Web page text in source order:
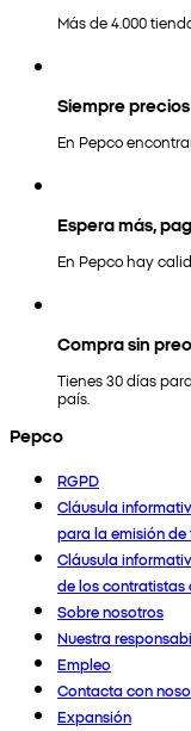
Más de 4.000
Siempre
En Pepco
Espera más,
En Pepco hay
Compra sin
Tienes 30 días
país.
Pepco
RGPD
Cláusula
para la emisión de
Cláusula
de los contratistas
Sobre nosotros
Nuestra
Empleo
Contacta con
Expansión